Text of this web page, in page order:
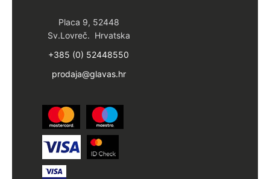
Placa 9, 52448
Sv.Lovreč. Hrvatska
+385 (0) 52448550
prodaja@glavas.hr